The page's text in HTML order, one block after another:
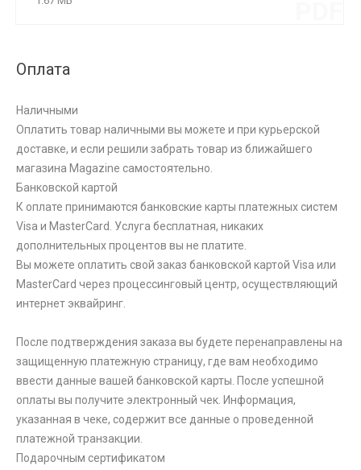
Оплата
Наличными
Оплатить товар наличными вы можете и при курьерской
доставке, и если решили забрать товар из ближайшего
магазина Magazine самоcтоятельно.
Банковской картой
К оплате принимаются банковские карты платежных систем
Visa и MasterCard. Услуга бесплатная, никаких
дополнительных процентов вы не платите.
Вы можете оплатить свой заказ банковской картой Visa или
MasterCard через процессинговый центр, осуществляющий
интернет эквайринг.
После подтверждения заказа вы будете перенаправлены на
защищенную платежную страницу, где вам необходимо
ввести данные вашей банковской карты. После успешной
оплаты вы получите электронный чек. Информация,
указанная в чеке, содержит все данные о проведенной
платежной транзакции.
Подарочным сертификатом